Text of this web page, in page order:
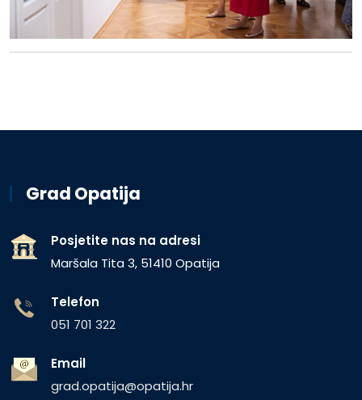
Grad Opatija
Posjetite nas na adresi
Maršala Tita 3, 51410 Opatija
Telefon
051 701 322
Email
grad.opatija@opatija.hr